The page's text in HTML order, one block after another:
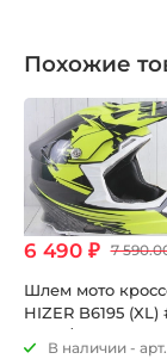
Похожие
6 490 ₽ 7
Шлем мото
HIZER B6195 (XL)
black/yellow
В наличии - арт.